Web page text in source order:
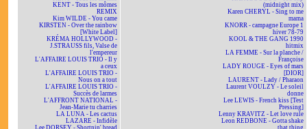
KENT - Tous les mômes
REMIX
Kim WILDE - You came
KIRSTEN - Over the rainbow
[White Label]
KRÉMA HOLLYWOOD -
J.STRAUSS fils, Valse de
l'empereur
L'AFFAIRE LOUIS TRIO - Il y
a ceux
L'AFFAIRE LOUIS TRIO -
Nous on a tout
L'AFFAIRE LOUIS TRIO -
Succès de larmes
L'AFFRONT NATIONAL -
Jean-Marie tu charries
LA LUNA - Les cactus
LAZARE - Infidèle
Lee DORSEY - Shortnin' bread
(midnight mix)
Karen CHERYL - Sing to me
mama
KNORR - campagne Europe 1
hiver 78-79
KOOL & THE GANG 1990
hitmix
LA FEMME - Sur la planche /
Françoise
LADY ROUGE - Eyes of mars
[DIOR]
LAURENT - Lady / Pharaon
Laurent VOULZY - Le soleil
donne
Lee LEWIS - French kiss [Test
Pressing]
Lenny KRAVITZ - Let love rule
Leon REDBONE - Gotta shake
that thing